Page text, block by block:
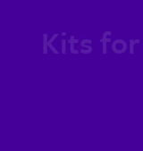
Kits